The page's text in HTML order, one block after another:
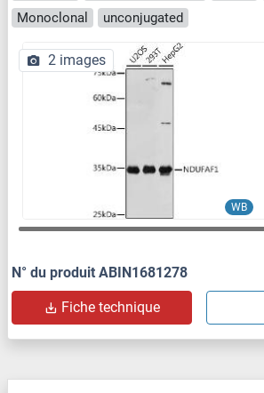
Monoclonal
unconjugated
WB
2 images
N° du produit ABIN1681278
Fiche technique